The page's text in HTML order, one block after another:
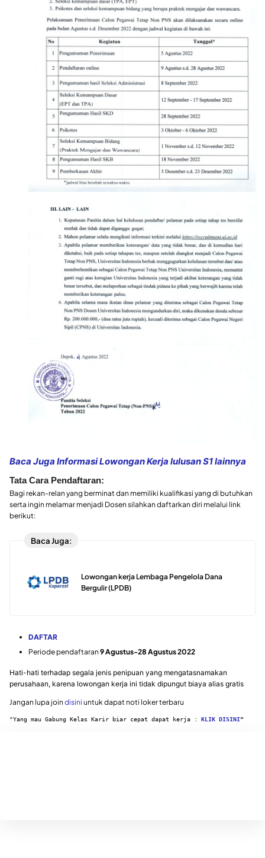
Baca Juga Informasi Lowongan Kerja lulusan S1 lainnya
Tata Cara Pendaftaran:
Bagi rekan-relan yang berminat dan memiliki kualifikasi yang di butuhkan
serta ingin melamar menjadi Dosen silahkan daftarkan diri melalui link
berikut:
Baca Juga:
Lowongan kerja Lembaga Pengelola Dana
Bergulir (LPDB)
DAFTAR
Periode pendaftaran 9 Agustus-28 Agustus 2022
Hati-hati terhadap segala jenis penipuan yang mengatasnamakan
perusahaan, karena lowongan kerja ini tidak dipungut biaya alias gratis
Jangan lupa join disini untuk dapat noti loker terbaru
"Yang mau Gabung Kelas Karir biar cepat dapat kerja : KLIK DISINI"